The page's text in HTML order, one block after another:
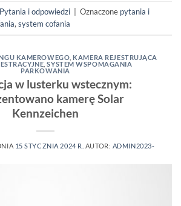
Pytania i odpowiedzi Oznaczone pytania i
, system cofania
KAMEROWEGO KAMERA REJESTRUJĄCA
,SYSTEM WSPOMAGANIA
PARKOWANIA
w lusterku wstecznym:
kamerę Solar
Kennzeichen
15 STYCZNIA 2024 R. AUTOR: ADMIN2023-